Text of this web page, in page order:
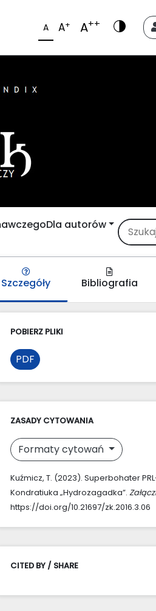
A A+ A++
Dla autorów
Szczegóły Bibliografia
POBIERZ PLIKI
PDF
ZASADY CYTOWANIA
Formaty cytowań
Kuźmicz, T. (2023). Superbohater
Kondratiuka „Hydrozagadka”.
https://doi.org/10.21697/zk.2016.3.06
CITED BY / SHARE